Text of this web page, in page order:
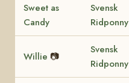
Sweet as
Candy
Svensk
Ridponny
Willie 📷
Svensk
Ridponny